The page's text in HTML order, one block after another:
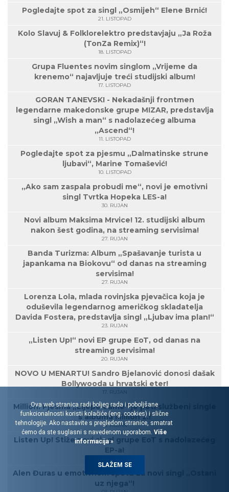
Pogledajte spot za singl „Osmijeh“ Elene Brnić!
21. LISTOPAD
Kolo Slavuj & Folklorelektro predstavjaju „Ja Roža
(TonZa Remix)“!
18. LISTOPAD
Grupa Fluentes novim singlom „Vrijeme da
krenemo“ najavljuje treći studijski album!
17. LISTOPAD
GORAN TANEVSKI - Nekadašnji frontmen
legendarne makedonske grupe MIZAR, predstavlja
singl „Wish a man“ s nadolazećeg albuma
„Ascend“!
11. LISTOPAD
Pogledajte spot za pjesmu „Dalmatinske strune
ljubavi“, Marine Tomašević!
10. LISTOPAD
„Ako sam zaspala probudi me“, novi je emotivni
singl Tvrtka Hopeka LES-a!
30. RUJAN
Novi album Maksima Mrvice! 12. studijski album
nakon šest godina, na streaming servisima!
27. RUJAN
Banda Turizma: Album „Spašavanje turista u
japankama na Biokovu“ od danas na streaming
servisima!
27. RUJAN
Lorenza Lola, mlada rovinjska pjevačica koja je
oduševila legendarnog američkog skladatelja
Davida Fostera, predstavlja singl „Ljubav ima plan!“
23. RUJAN
„Listen Up!“ novi EP grupe EoT, od danas na
streaming servisima!
20. RUJAN
NOVO U MENARTU! Sandro Bjelanović donosi dašak
Bollywooda u hrvatski eter!
17. RUJAN
Million: Pjesma „Lijepe dame“ je peti službeni single
s albuma Million 2.!
16. RUJAN
Listen Up! Stiže novi singl grupe EoT s nadolazećeg
EP-a!
Alen Đuras u emotivnom spotu za novi singl „Ostani
uz njega“!
Ova web stranica radi boljeg rada i poboljšane
funkcionalnosti koristi kolačiće (eng. cookies) i slične
tehnologije. Ako nastavite s pregledom stranice, smatrat
ćemo da ste suglasni s navedenom uporabom. Više
informacija »
SLAŽEM SE